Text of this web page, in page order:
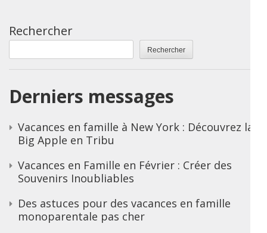
Rechercher
Rechercher
Derniers messages
Vacances en famille à New York : Découvrez la
Big Apple en Tribu
Vacances en Famille en Février : Créer des
Souvenirs Inoubliables
Des astuces pour des vacances en famille
monoparentale pas cher